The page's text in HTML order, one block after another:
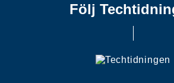
Följ